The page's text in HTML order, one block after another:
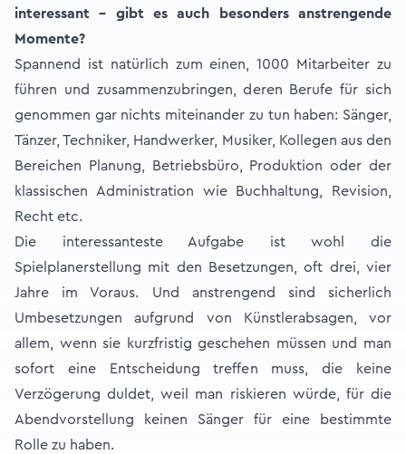
interessant – gibt es auch besonders anstrengende
Momente?
Spannend ist natürlich zum einen, 1000 Mitarbeiter zu
führen und zusammenzubringen, deren Berufe für sich
genommen gar nichts miteinander zu tun haben: Sänger,
Tänzer, Techniker, Handwerker, Musiker, Kollegen aus den
Bereichen Planung, Betriebsbüro, Produktion oder der
klassischen Administration wie Buchhaltung, Revision,
Recht etc.
Die interessanteste Aufgabe ist wohl die
Spielplanerstellung mit den Besetzungen, oft drei, vier
Jahre im Voraus. Und anstrengend sind sicherlich
Umbesetzungen aufgrund von Künstlerabsagen, vor
allem, wenn sie kurzfristig geschehen müssen und man
sofort eine Entscheidung treffen muss, die keine
Verzögerung duldet, weil man riskieren würde, für die
Abendvorstellung keinen Sänger für eine bestimmte
Rolle zu haben.